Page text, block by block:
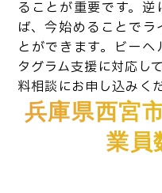
ることが重要です。
ば、今始めることで
とができます。ビー
タグラム支援に対応し
料相談にお申し込みく
兵庫県西宮
業員